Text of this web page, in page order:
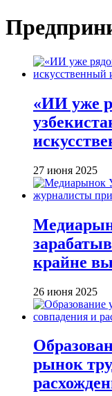
«ИИ уже
27 июня 2025
крайне
26 июня 2025
рынок